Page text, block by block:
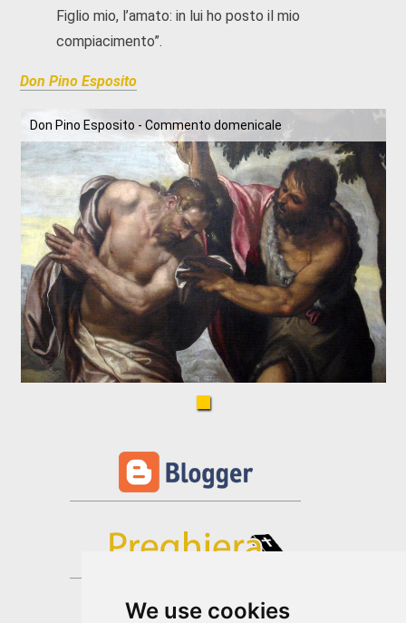
We use cookies
Figlio mio, l’amato: in lui ho posto il mio
compiacimento”.
Don Pino Esposito
Don Pino Esposito - Commento domenicale